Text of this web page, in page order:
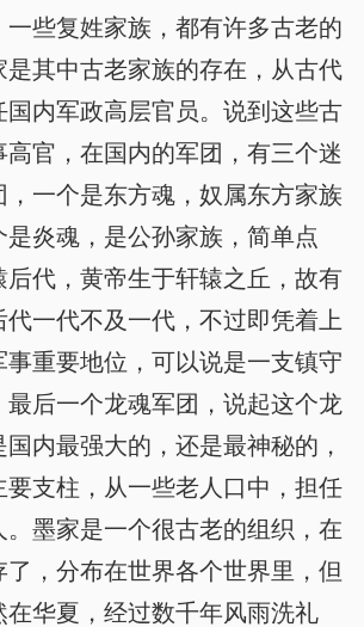
些复姓家族，都有许多古老的
是其中古老家族的存在，从古代
国内军政高层官员。说到这些古
官，在国内的军团，有三个迷
，一个是东方魂，奴属东方家族
炎魂，是公孙家族，简单点
后代，黄帝生于轩辕之丘，故有
一代不及一代，不过即凭着上
重要地位，可以说是一支镇守
最后一个龙魂军团，说起这个龙
内最强大的，还是最神秘的，
要支柱，从一些老人口中，担任
。墨家是一个很古老的组织，在
，分布在世界各个世界里，但
在华夏，经过数千年风雨洗礼